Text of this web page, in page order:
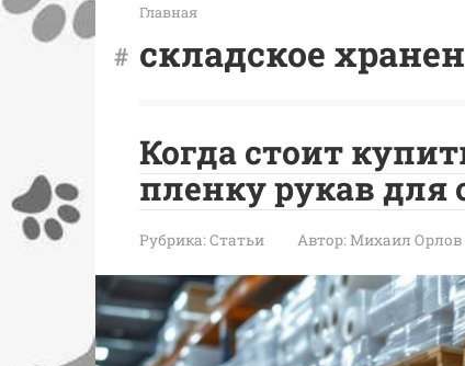
Главная
складское
Когда стоит
пленку рукав для
Рубрика:Статьи Автор:Михаил Орлов